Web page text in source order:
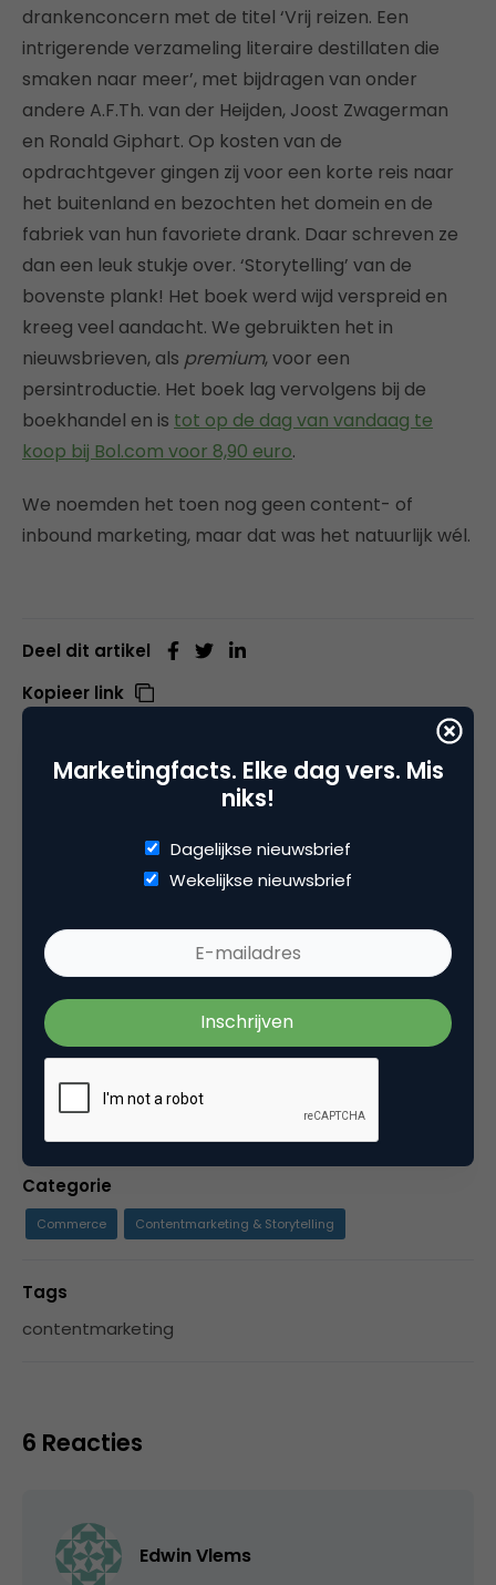
drankenconcern met de titel ‘Vrij reizen. Een
intrigerende verzameling literaire destillaten die
smaken naar meer’, met bijdragen van onder
andere A.F.Th. van der Heijden, Joost Zwagerman
en Ronald Giphart. Op kosten van de
opdrachtgever gingen zij voor een korte reis naar
het buitenland en bezochten het domein en de
fabriek van hun favoriete drank. Daar schreven ze
dan een leuk stukje over. ‘Storytelling’ van de
bovenste plank! Het boek werd wijd verspreid en
kreeg veel aandacht. We gebruikten het in
nieuwsbrieven, als premium, voor een
persintroductie. Het boek lag vervolgens bij de
boekhandel en is tot op de dag van vandaag te
koop bij Bol.com voor 8,90 euro.
We noemden het toen nog geen content- of
inbound marketing, maar dat was het natuurlijk wél.
Deel dit artikel
Kopieer link
Arjan Rattink
Eigenaar bij
RVS Marketing
B2B marketing is een geweldig vak. Als
NIMA B Business Marketing heb ik veel keukens
van binnen gezien. Daardoor weet ik dat elke
product-/marktcombinatie anders is. Uiteindelijk
gaat het om het resultaat en dat is ook wat mij
Categorie
Commerce Contentmarketing & Storytelling
Tags
contentmarketing
6 Reacties
Edwin Vlems
Marketingfacts. Elke dag vers. Mis
niks!
Dagelijkse nieuwsbrief
Wekelijkse nieuwsbrief